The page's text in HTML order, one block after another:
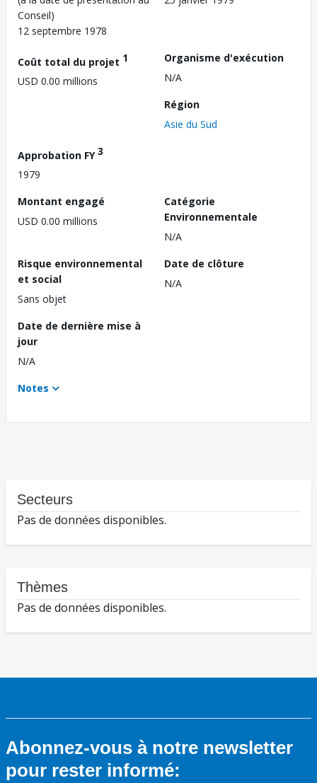
Conseil)
12 septembre 1978
Coût total du projet 1
USD 0.00 millions
Organisme d'exécution
N/A
Région
Asie du Sud
Approbation FY3
1979
Montant engagé
USD 0.00 millions
Catégorie
Environnementale
N/A
Risque environnemental
et social
Sans objet
Date de clôture
N/A
Date de dernière mise à
jour
N/A
Notes
Secteurs
Pas de données disponibles.
Thèmes
Pas de données disponibles.
Abonnez-vous à notre newsletter
pour rester informé: